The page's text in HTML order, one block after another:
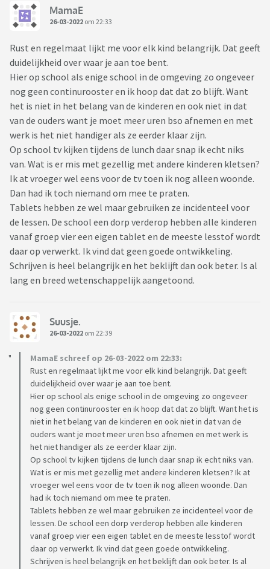
MamaE
26-03-2022 om 22:33
Rust en regelmaat lijkt me voor elk kind belangrijk. Dat geeft
duidelijkheid over waar je aan toe bent.
Hier op school als enige school in de omgeving zo ongeveer
nog geen continurooster en ik hoop dat dat zo blijft. Want
het is niet in het belang van de kinderen en ook niet in dat
van de ouders want je moet meer uren bso afnemen en met
werk is het niet handiger als ze eerder klaar zijn.
Op school tv kijken tijdens de lunch daar snap ik echt niks
van. Wat is er mis met gezellig met andere kinderen kletsen?
Ik at vroeger wel eens voor de tv toen ik nog alleen woonde.
Dan had ik toch niemand om mee te praten.
Tablets hebben ze wel maar gebruiken ze incidenteel voor
de lessen. De school een dorp verderop hebben alle kinderen
vanaf groep vier een eigen tablet en de meeste lesstof wordt
daar op verwerkt. Ik vind dat geen goede ontwikkeling.
Schrijven is heel belangrijk en het beklijft dan ook beter. Is al
lang en breed wetenschappelijk aangetoond.
Suusje.
26-03-2022 om 22:39
MamaE schreef op 26-03-2022 om 22:33:
Rust en regelmaat lijkt me voor elk kind belangrijk. Dat geeft
duidelijkheid over waar je aan toe bent.
Hier op school als enige school in de omgeving zo ongeveer
nog geen continurooster en ik hoop dat dat zo blijft. Want het is
niet in het belang van de kinderen en ook niet in dat van de
ouders want je moet meer uren bso afnemen en met werk is
het niet handiger als ze eerder klaar zijn.
Op school tv kijken tijdens de lunch daar snap ik echt niks van.
Wat is er mis met gezellig met andere kinderen kletsen? Ik at
vroeger wel eens voor de tv toen ik nog alleen woonde. Dan
had ik toch niemand om mee te praten.
Tablets hebben ze wel maar gebruiken ze incidenteel voor de
lessen. De school een dorp verderop hebben alle kinderen
vanaf groep vier een eigen tablet en de meeste lesstof wordt
daar op verwerkt. Ik vind dat geen goede ontwikkeling.
Schrijven is heel belangrijk en het beklijft dan ook beter. Is al